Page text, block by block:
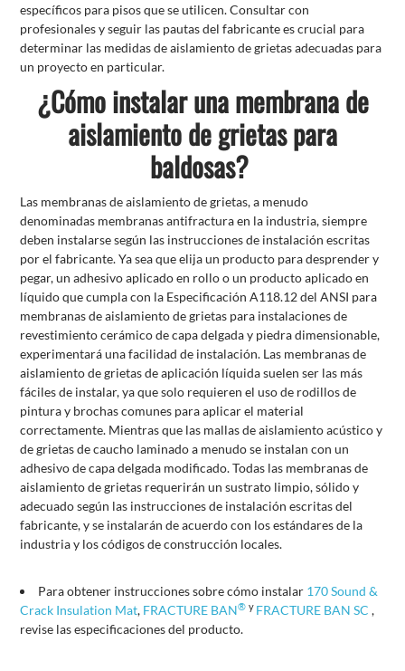
específicos para pisos que se utilicen. Consultar con
profesionales y seguir las pautas del fabricante es crucial para
determinar las medidas de aislamiento de grietas adecuadas para
un proyecto en particular.
¿Cómo instalar una membrana de
aislamiento de grietas para
baldosas?
Las membranas de aislamiento de grietas, a menudo
denominadas membranas antifractura en la industria, siempre
deben instalarse según las instrucciones de instalación escritas
por el fabricante. Ya sea que elija un producto para desprender y
pegar, un adhesivo aplicado en rollo o un producto aplicado en
líquido que cumpla con la Especificación A118.12 del ANSI para
membranas de aislamiento de grietas para instalaciones de
revestimiento cerámico de capa delgada y piedra dimensionable,
experimentará una facilidad de instalación. Las membranas de
aislamiento de grietas de aplicación líquida suelen ser las más
fáciles de instalar, ya que solo requieren el uso de rodillos de
pintura y brochas comunes para aplicar el material
correctamente. Mientras que las mallas de aislamiento acústico y
de grietas de caucho laminado a menudo se instalan con un
adhesivo de capa delgada modificado. Todas las membranas de
aislamiento de grietas requerirán un sustrato limpio, sólido y
adecuado según las instrucciones de instalación escritas del
fabricante, y se instalarán de acuerdo con los estándares de la
industria y los códigos de construcción locales.
Para obtener instrucciones sobre cómo instalar 170 Sound &
Crack Insulation Mat, FRACTURE BAN® y FRACTURE BAN SC ,
revise las especificaciones del producto.